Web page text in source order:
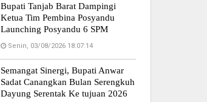
Bupati Tanjab Barat Dampingi
Ketua Tim Pembina Posyandu
Launching Posyandu 6 SPM
Senin, 03/08/2026 18:07:14
Semangat Sinergi, Bupati Anwar
Sadat Canangkan Bulan Serengkuh
Dayung Serentak Ke tujuan 2026